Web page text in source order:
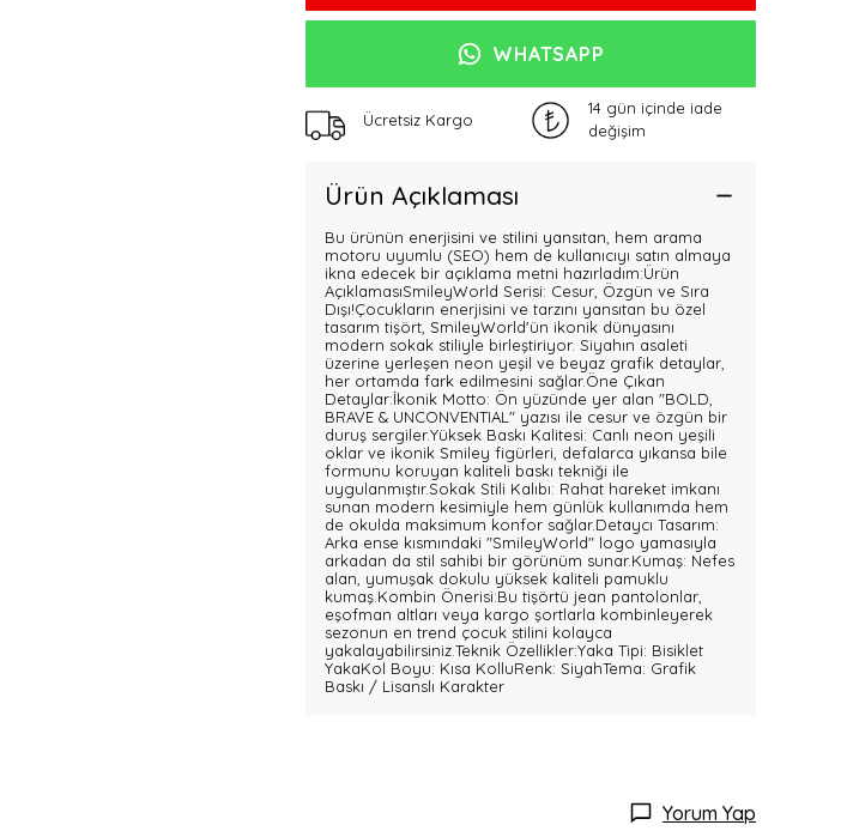
WHATSAPP
Ücretsiz Kargo
14 gün içinde iade
değişim
Ürün Açıklaması
Bu ürünün enerjisini ve stilini yansıtan, hem arama
motoru uyumlu (SEO) hem de kullanıcıyı satın almaya
ikna edecek bir açıklama metni hazırladım:Ürün
AçıklamasıSmileyWorld Serisi: Cesur, Özgün ve Sıra
Dışı!Çocukların enerjisini ve tarzını yansıtan bu özel
tasarım tişört, SmileyWorld'ün ikonik dünyasını
modern sokak stiliyle birleştiriyor. Siyahın asaleti
üzerine yerleşen neon yeşil ve beyaz grafik detaylar,
her ortamda fark edilmesini sağlar.Öne Çıkan
Detaylar:İkonik Motto: Ön yüzünde yer alan "BOLD,
BRAVE & UNCONVENTIAL" yazısı ile cesur ve özgün bir
duruş sergiler.Yüksek Baskı Kalitesi: Canlı neon yeşili
oklar ve ikonik Smiley figürleri, defalarca yıkansa bile
formunu koruyan kaliteli baskı tekniği ile
uygulanmıştır.Sokak Stili Kalıbı: Rahat hareket imkanı
sunan modern kesimiyle hem günlük kullanımda hem
de okulda maksimum konfor sağlar.Detaycı Tasarım:
Arka ense kısmındaki "SmileyWorld" logo yamasıyla
arkadan da stil sahibi bir görünüm sunar.Kumaş: Nefes
alan, yumuşak dokulu yüksek kaliteli pamuklu
kumaş.Kombin Önerisi:Bu tişörtü jean pantolonlar,
eşofman altları veya kargo şortlarla kombinleyerek
sezonun en trend çocuk stilini kolayca
yakalayabilirsiniz.Teknik Özellikler:Yaka Tipi: Bisiklet
YakaKol Boyu: Kısa KolluRenk: SiyahTema: Grafik
Baskı / Lisanslı Karakter
Yorum Yap